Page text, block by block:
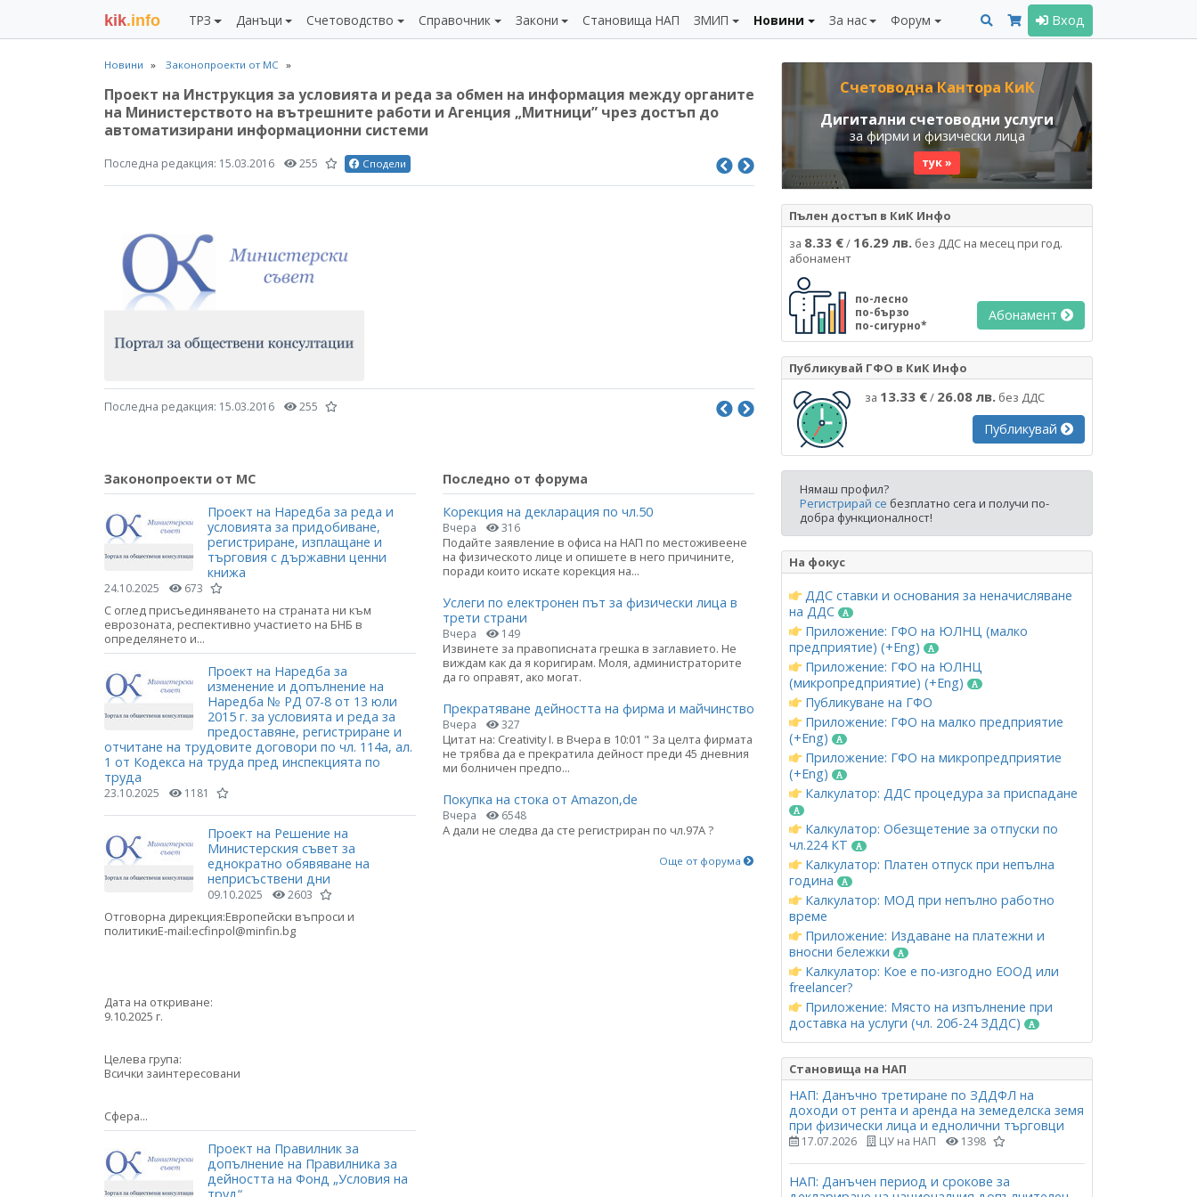
kik.info ТРЗ Данъци Счетоводство Справочник Закони Становища НАП ЗМИП Новини За нас Форум Вход
Новини Законопроекти от МС
Проект на Инструкция за условията и реда за обмен на информация между органите
на Министерството на вътрешните работи и Агенция „Митници” чрез достъп до
автоматизирани информационни системи
Последна редакция: 15.03.2016 255 Сподели
Последна редакция: 15.03.2016 255
Законопроекти от МС
Проект на Наредба за реда и
условията за придобиване,
регистриране, изплащане и
търговия с държавни ценни
книжа
24.10.2025 673
С оглед присъединяването на страната ни към
еврозоната, респективно участието на БНБ в
определянето и...
Проект на Наредба за
изменение и допълнение на
Наредба № РД 07-8 от 13 юли
2015 г. за условията и реда за
предоставяне, регистриране и
отчитане на трудовите договори по чл. 114а, ал.
1 от Кодекса на труда пред инспекцията по
труда
23.10.2025 1181
Проект на Решение на
Министерския съвет за
еднократно обявяване на
неприсъствени дни
09.10.2025 2603
Отговорна дирекция:Европейски въпроси и
политикиE-mail:ecfinpol@minfin.bg
Дата на откриване:
9.10.2025 г.
Целева група:
Всички заинтересовани
Сфера...
Проект на Правилник за
допълнение на Правилника за
дейността на Фонд „Условия на
Последно от форума
Корекция на декларация по чл.50
Вчера 316
Подайте заявление в офиса на НАП по местоживеене
на физическото лице и опишете в него причините,
поради които искате корекция на...
Услеги по електронен път за физически лица в
трети страни
Вчера 149
Извинете за правописната грешка в заглавието. Не
виждам как да я коригирам. Моля, администраторите
да го оправят, ако могат.
Прекратяване дейността на фирма и майчинство
Вчера 327
Цитат на: Creativity I. в Вчера в 10:01 " За целта фирмата
не трябва да е прекратила дейност преди 45 дневния
ми болничен предпо...
Покупка на стока от Amazon,de
Вчера 6548
А дали не следва да сте регистриран по чл.97А ?
Още от форума
Счетоводна Кантора КиК
Дигитални счетоводни услуги
за фирми и физически лица
тук »
Пълен достъп в КиК Инфо
за 8.33 €/ 16.29 лв. без ДДС на месец при год.
абонамент
по-лесно
по-бързо
по-сигурно*
Абонамент
Публикувай ГФО в КиК Инфо
за 13.33 €/ 26.08 лв. без ДДС
Публикувай
Нямаш профил?
Регистрирай се безплатно сега и получи по-
добра функционалност!
На фокус
ДДС ставки и основания за неначисляване
на ДДС
Приложение: ГФО на ЮЛНЦ (малко
предприятие) (+Eng)
Приложение: ГФО на ЮЛНЦ
(микропредприятие) (+Eng)
Публикуване на ГФО
Приложение: ГФО на малко предприятие
(+Eng)
Приложение: ГФО на микропредприятие
(+Eng)
Калкулатор: ДДС процедура за приспадане
Калкулатор: Обезщетение за отпуски по
чл.224 КТ
Калкулатор: Платен отпуск при непълна
година
Калкулатор: МОД при непълно работно
време
Приложение: Издаване на платежни и
вносни бележки
Калкулатор: Кое е по-изгодно ЕООД или
freelancer?
Приложение: Място на изпълнение при
доставка на услуги (чл. 20б-24 ЗДДС)
Становища на НАП
НАП: Данъчно третиране по ЗДДФЛ на
доходи от рента и аренда на земеделска земя
при физически лица и еднолични търговци
17.07.2026 ЦУ на НАП 1398
НАП: Данъчен период и срокове за